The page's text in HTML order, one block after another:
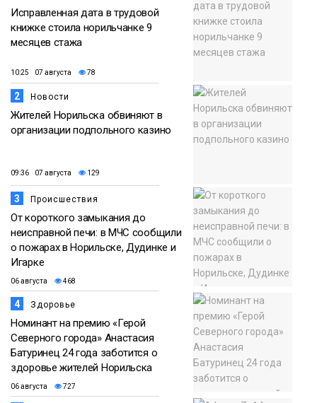
Исправленная дата в трудовой
книжке стоила норильчанке 9
месяцев стажа
10:25 07 августа 78
2 Новости
Жителей Норильска обвиняют в
организации подпольного казино
09:36 07 августа 129
3 Происшествия
От короткого замыкания до
неисправной печи: в МЧС сообщили
о пожарах в Норильске, Дудинке и
Игарке
06 августа 468
4 Здоровье
Номинант на премию «Герой
Северного города» Анастасия
Батуринец 24 года заботится о
здоровье жителей Норильска
06 августа 727